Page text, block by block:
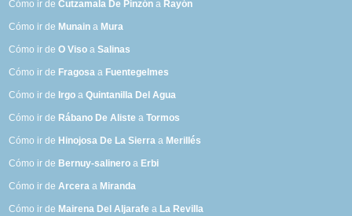
Cómo ir deCutzamala De Pinzón a Rayón
Cómo ir de Munain a Mura
Cómo ir deO Viso aSalinas
Cómo ir de Fragosa a Fuentegelmes
Cómo ir de Irgo aQuintanilla Del Agua
Cómo ir de Rábano De Aliste aTormos
Cómo ir de Hinojosa De La Sierra a Merillés
Cómo ir de Bernuy-salinero a Erbi
Cómo ir deArcera a Miranda
Cómo ir de Mairena Del Aljarafe a La Revilla